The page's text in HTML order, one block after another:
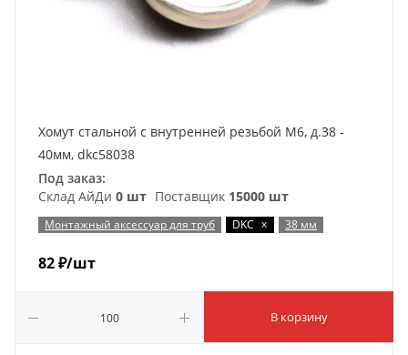
Хомут стальной с внутренней резьбой М6, д.38 -
40мм, dkc58038
Под заказ:
Склад АйДи 0 шт Поставщик 15000 шт
Монтажный аксессуар для труб DKC x 38 мм
82₽/шт
В корзину